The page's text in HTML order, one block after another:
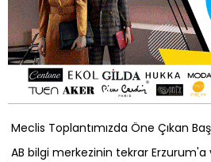
Meclis Toplantımızda Öne Çıkan
AB bilgi merkezinin tekrar